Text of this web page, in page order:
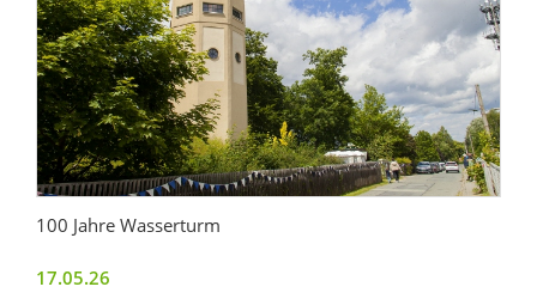
100 Jahre Wasserturm
17.05.26